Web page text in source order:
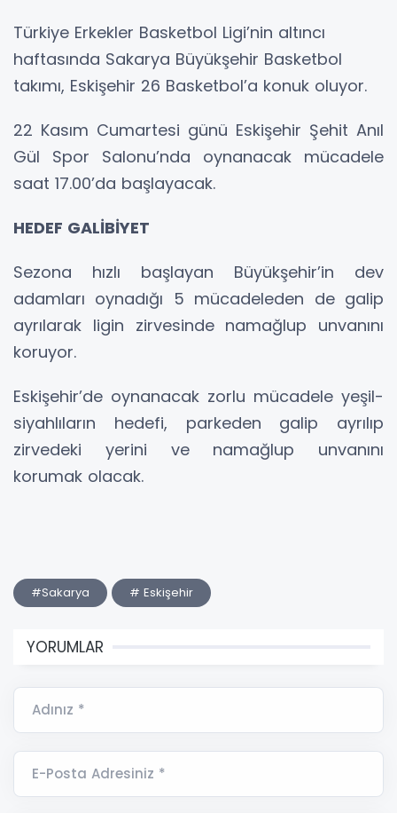
Türkiye Erkekler Basketbol Ligi’nin altıncı
haftasında Sakarya Büyükşehir Basketbol
takımı, Eskişehir 26 Basketbol’a konuk oluyor.
22 Kasım Cumartesi günü Eskişehir Şehit Anıl
Gül Spor Salonu’nda oynanacak mücadele
saat 17.00’da başlayacak.
HEDEF GALİBİYET
Sezona hızlı başlayan Büyükşehir’in dev
adamları oynadığı 5 mücadeleden de galip
ayrılarak ligin zirvesinde namağlup unvanını
koruyor.
Eskişehir’de oynanacak zorlu mücadele yeşil-
siyahlıların hedefi, parkeden galip ayrılıp
zirvedeki yerini ve namağlup unvanını
korumak olacak.
#Sakarya # Eskişehir
YORUMLAR
Adınız *
E-Posta Adresiniz *